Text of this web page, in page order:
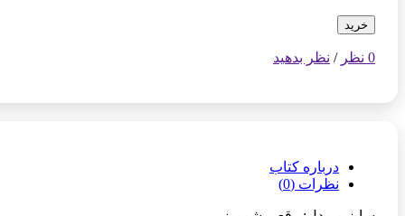
خرید
0 نظر / نظر بدهید
درباره کتاب
نظرات (0)